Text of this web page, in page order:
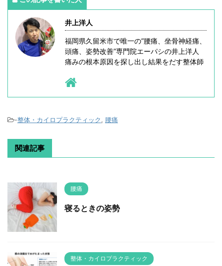
井上洋人
福岡県久留米市で唯一の”腰痛、坐骨神経痛、
頭痛、姿勢改善”専門院エーパシの井上洋人
痛みの根本原因を探し出し結果をだす整体師
-整体・カイロプラクティック, 腰痛
関連記事
腰痛
寝るときの姿勢
整体・カイロプラクティック